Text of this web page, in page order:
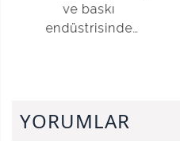
ve baskı
endüstrisinde
YORUMLAR